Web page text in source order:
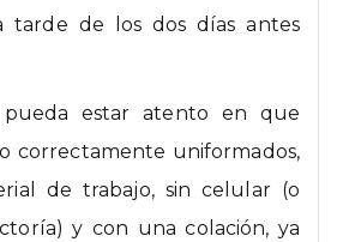
tarde de los dos días antes
estar atento en que
correctamente uniformados,
de trabajo, sin celular (o
y con una colación, ya